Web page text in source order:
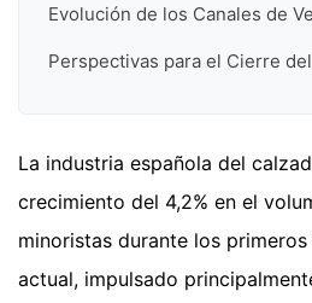
Evolución de los Canales de
Perspectivas para el Cierre
La industria española del
crecimiento del 4,2% en el
minoristas durante los
actual, impulsado